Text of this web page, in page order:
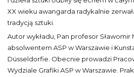
XX wieku awangarda radykalnie
tradycją sztuki.
Autor wykładu, Pan profesor Sławomir
absolwentem ASP w Warszawie i
Düsseldorfie. Obecnie prowadzi
Wydziale Grafiki ASP w Warszawie.